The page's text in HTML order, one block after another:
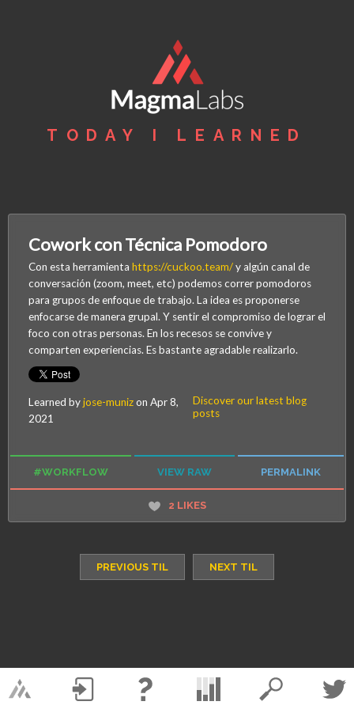
TODAY I LEARNED
Cowork con Técnica Pomodoro
Con esta herramienta https://cuckoo.team/y algún canal de
conversación (zoom, meet, etc) podemos correr pomodoros
para grupos de enfoque de trabajo. La idea es proponerse
enfocarse de manera grupal. Y sentir el compromiso de lograr el
foco con otras personas. En los recesos se convive y
comparten experiencias. Es bastante agradable realizarlo.
Learned byjose-munizon Apr 8,
2021
Discover our latest blog
posts
#WORKFLOW VIEW RAW PERMALINK
2 LIKES
PREVIOUS TIL NEXT TIL
Log in